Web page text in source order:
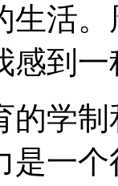
生活
感到
学制
是一